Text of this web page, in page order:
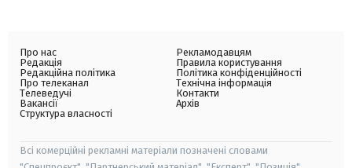
Про нас
Редакція
Редакційна політика
Про телеканал
Телеведучі
Вакансії
Структура власності
Рекламодавцям
Правила користування
Політика конфіденційності
Технічна інформація
Контакти
Архів
Всі комерційні рекламні матеріали позначені словами